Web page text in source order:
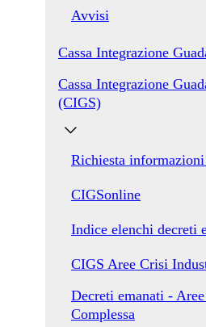
Avvisi
Cassa Integrazione
Cassa Integrazione
(CIGS)
Richiesta
CIGSonline
Indice elenchi decreti
CIGS Aree Crisi
Decreti emanati -
Complessa